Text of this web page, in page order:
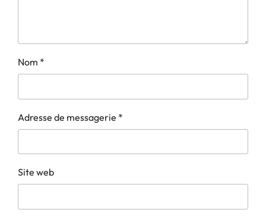
Nom *
Adresse de messagerie *
Site web